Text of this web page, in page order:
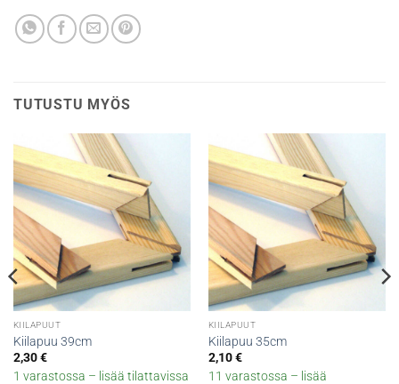
TUTUSTU MYÖS
KIILAPUUT
Kiilapuu 39cm
2,30€
1 varastossa – lisää tilattavissa
KIILAPUUT
Kiilapuu 35cm
2,10€
11 varastossa – lisää